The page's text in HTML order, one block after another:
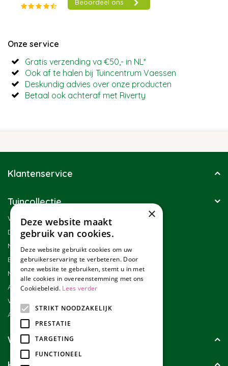
Onze service
Gratis verzending va €50,- in NL*
Ook af te halen bij Tuincentrum Vaessen
Deskundig advies over onze producten
Betaal ook achteraf met Riverty
Klantenservice
Tuincollectie
Winkel
Duurzaamheid
Nieuwsbrief
Blog
Merken
Assortiment
Werken bij Tuincollectie
Affiliate marketing
Wie zijn wij?
×
Deze website maakt
gebruik van cookies.
Deze website gebruikt cookies om uw
gebruikerservaring te verbeteren. Door
onze website te gebruiken, stemt u in met
alle cookies in overeenstemming met ons
Cookiebeleid. Lees verder
STRIKT NOODZAKELIJK
PRESTATIE
TARGETING
FUNCTIONEEL